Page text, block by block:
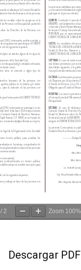
/ 2 Zoom 100%
Descargar PDF